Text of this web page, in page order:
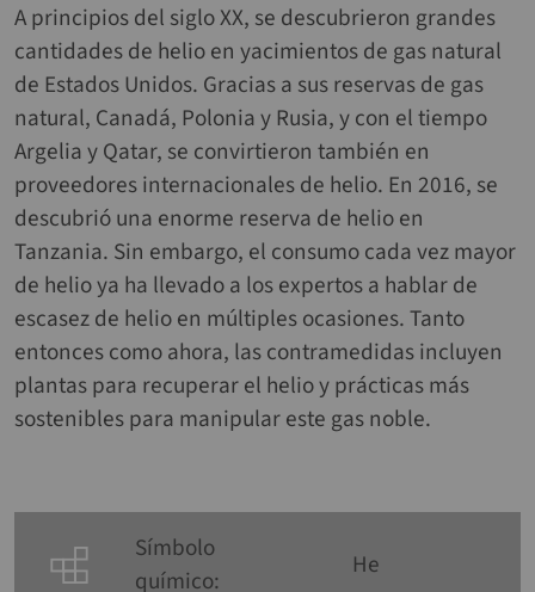
A principios del siglo XX, se descubrieron grandes
cantidades de helio en yacimientos de gas natural
de Estados Unidos. Gracias a sus reservas de gas
natural, Canadá, Polonia y Rusia, y con el tiempo
Argelia y Qatar, se convirtieron también en
proveedores internacionales de helio. En 2016, se
descubrió una enorme reserva de helio en
Tanzania. Sin embargo, el consumo cada vez mayor
de helio ya ha llevado a los expertos a hablar de
escasez de helio en múltiples ocasiones. Tanto
entonces como ahora, las contramedidas incluyen
plantas para recuperar el helio y prácticas más
sostenibles para manipular este gas noble.
Símbolo
químico:
He